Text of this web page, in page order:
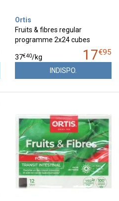
Ortis
Fruits & fibres regular
programme 2x24 cubes
17€95
37€40/kg
INDISPO.